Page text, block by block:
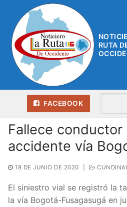
contenido
RUTA
FACEBOOK
Fallece
accidente vía
18 DE JUNIO DE 2020
El siniestro vial se registró la
la vía Bogotá-Fusagasugá en